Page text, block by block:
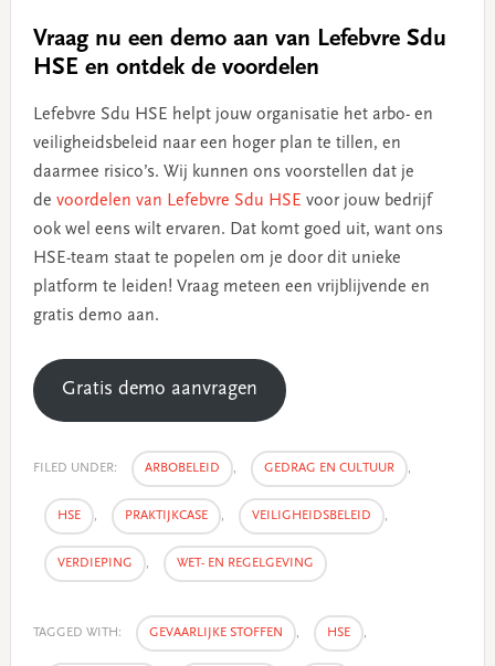
Vraag nu een demo aan van Lefebvre Sdu
HSE en ontdek de voordelen
Lefebvre Sdu HSE helpt jouw organisatie het arbo- en
veiligheidsbeleid naar een hoger plan te tillen, en
daarmee risico’s. Wij kunnen ons voorstellen dat je
de voordelen van Lefebvre Sdu HSE voor jouw bedrijf
ook wel eens wilt ervaren. Dat komt goed uit, want ons
HSE-team staat te popelen om je door dit unieke
platform te leiden! Vraag meteen een vrijblijvende en
gratis demo aan.
Gratis demo aanvragen
FILED UNDER: ARBOBELEID , GEDRAG EN CULTUUR ,
HSE , PRAKTIJKCASE , VEILIGHEIDSBELEID ,
VERDIEPING , WET- EN REGELGEVING
TAGGED WITH: GEVAARLIJKE STOFFEN , HSE ,